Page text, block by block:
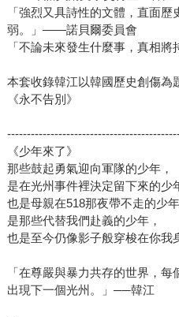
今被視作度假勝地的濟州島，
地。相較一九八○年影響其後
○年代的濟州四三事件對於臺
一九四七年的警民衝突誤殺事
也為日後埋下未爆彈。一九四
韓）對峙。時任總統的李承晚
為名對濟州市民進行無差別血
海岸線五公里外的山區被發現
的屠殺共持續超過七年，最
當時濟州人口的十分之一。 由一場警民衝突導火，失控引
發至全島屠殺，聽來是否有些
即是同年二二八事件爆發後
灣與濟州島在白色恐怖年代所
「強烈又具詩性的文體，直面
弱。」——諾貝爾委員會
「不論未來發生什麼事，真相
本套收錄韓江以韓國歷史創傷為
《永不告別》
《少年來了》
那些鼓起勇氣迎向軍隊的少年，
是在光州事件裡決定留下來的少
也是母親在518那夜帶不走的少年
是那些代替我們赴義的少年，
也是至今仍像影子般穿梭在你我
「在尊嚴與暴力共存的世界，
出現下一個光州。」──韓江